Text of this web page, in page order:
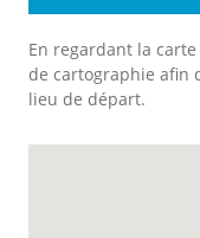
En regardant la
de cartographie afin
lieu de départ.